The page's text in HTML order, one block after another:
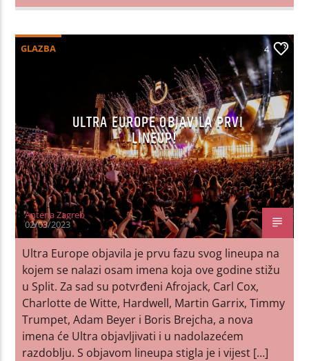
GLAZBA 4
ULTRA EUROPE OBJAVILA PRVI
LINEUP!
Antena Zagreb
02/03/2023
Ultra Europe objavila je prvu fazu svog lineupa na
kojem se nalazi osam imena koja ove godine stižu
u Split. Za sad su potvrđeni Afrojack, Carl Cox,
Charlotte de Witte, Hardwell, Martin Garrix, Timmy
Trumpet, Adam Beyer i Boris Brejcha, a nova
imena će Ultra objavljivati i u nadolazećem
razdoblju. S objavom lineupa stigla je i vijest […]